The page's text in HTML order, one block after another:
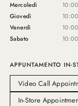
Mercoledì
Giovedì
Venerdì
Sabato
APPUNTAMENTO IN-
Video Call
In-Store